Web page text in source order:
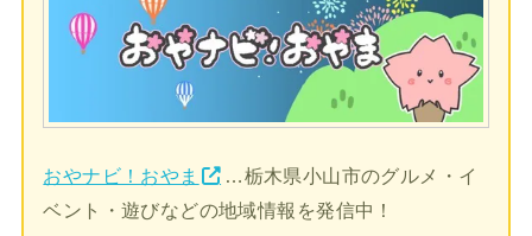
おやナビ！おやま
…栃木県小山市のグルメ・イ
ベント・遊びなどの地域情報を発信中！